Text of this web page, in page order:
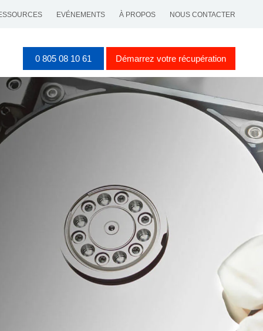
EVÉNEMENTS À PROPOS NOUS CONTACTER
0 805 08 10 61 Démarrez votre récupération